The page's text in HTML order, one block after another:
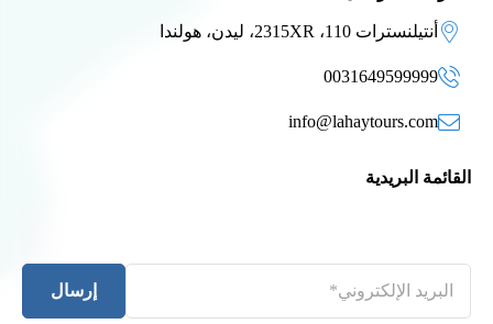
أنتيلنسترات 110، 2315XR، ليدن، هولندا
0031649599999
info@lahaytours.com
القائمة البريدية
إرسال